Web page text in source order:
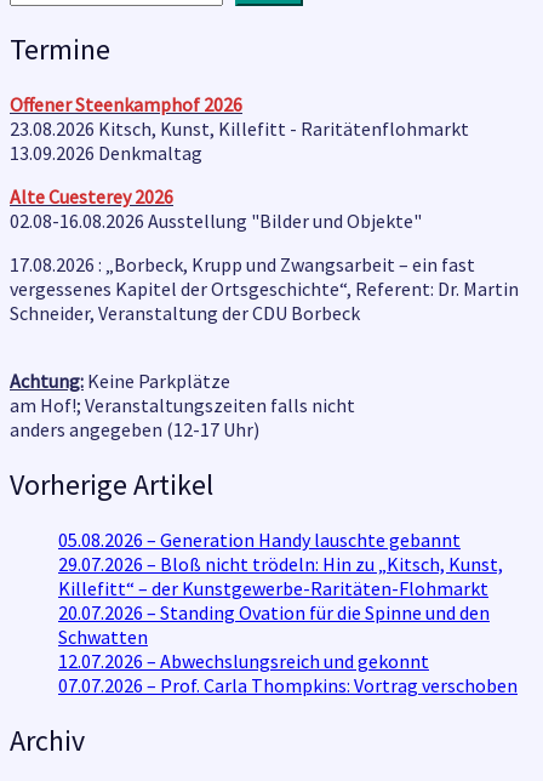
der
Beiträge
Termine
Offener Steenkamphof 2026
23.08.2026 Kitsch, Kunst, Killefitt - Raritätenflohmarkt
13.09.2026 Denkmaltag
Alte Cuesterey 2026
02.08-16.08.2026 Ausstellung "Bilder und Objekte"
17.08.2026 : „Borbeck, Krupp und Zwangsarbeit – ein fast
vergessenes Kapitel der Ortsgeschichte“, Referent: Dr. Martin
Schneider, Veranstaltung der CDU Borbeck
Achtung: Keine Parkplätze
am Hof!; Veranstaltungszeiten falls nicht
anders angegeben (12-17 Uhr)
Vorherige Artikel
05.08.2026 – Generation Handy lauschte gebannt
29.07.2026 – Bloß nicht trödeln: Hin zu „Kitsch, Kunst,
Killefitt“ – der Kunstgewerbe-Raritäten-Flohmarkt
20.07.2026 – Standing Ovation für die Spinne und den
Schwatten
12.07.2026 – Abwechslungsreich und gekonnt
07.07.2026 – Prof. Carla Thompkins: Vortrag verschoben
Archiv